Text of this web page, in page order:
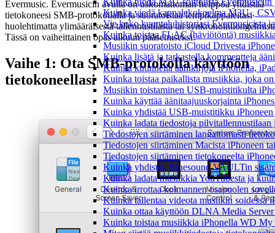
Kuinka viedä kappalekokoelma M3U-,
Vie koko kuunteluhistoriasi Evermusicista
Kuinka toistaa FLAC (häviötöntä)
Musiikin suoratoisto iCloud Drivesta
Kuinka lisätä ja tarkastella kommentteja
Kuinka kuunnella äänikirjoja iPhonella,
Kuinka toistaa paikallista musiikkia, joka
Musiikin toistaminen USB-muistitikulta
Kuinka käyttää äänitaajuuskorjainta
Kuinka yhdistää USB-muistitikku
Kuinka ladata tiedostoja
Tiedostojen siirtäminen langattomasti
Tiedostojen siirtäminen Macista iPhoneen
Tiedostojen siirtäminen tietokoneelta
Kuinka yhdistää Bluesound VAULTin
Kuinka ladata musiikkia YouTubesta ja
Kuinka irrottaa kolmannen osapuolen
Kuinka tallentaa videota musiikin soidessa
Kuinka ottaa käyttöön DLNA Media Server
Kuinka toistaa musiikkia iPhonella WD My
Evermusic. Evermusicin avulla on uskomattoman helppoa yhdistää
tietokoneesi SMB-protokollalla ja suoratoistaa lempikappaleitasi
huolehtimatta ylimääräisestä tallennustilasta tai
Tässä on vaiheittainen opas alkuun pääsemiseksi:
Vaihe 1: Ota SMB-protokolla käyttöön
tietokoneellasi